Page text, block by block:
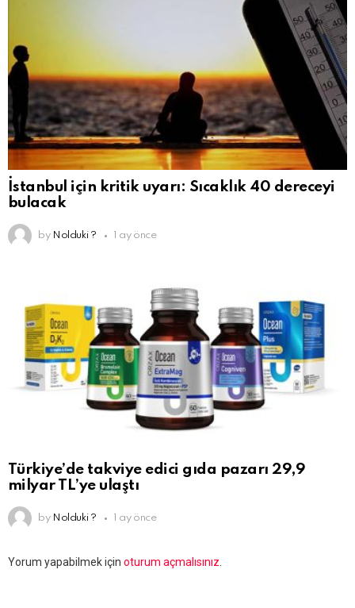
İstanbul için kritik uyarı: Sıcaklık 40 dereceyi
bulacak
by Nolduki ? 1 ay önce
Türkiye’de takviye edici gıda pazarı 29,9
milyar TL’ye ulaştı
by Nolduki ? 1 ay önce
Bir
Yorum yapabilmek için oturum açmalısınız.